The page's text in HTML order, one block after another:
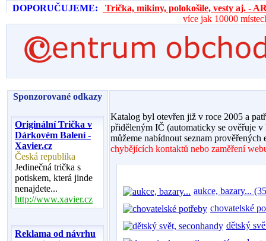
DOPORUČUJEME:
Trička, mikiny, polokošile, vesty aj. -
více jak 10000
Sponzorované odkazy
Originální Trička v
Dárkovém Balení -
Xavier.cz
Česká republika
Jedinečná trička s
potiskem, která jinde
nenajdete...
http://www.xavier.cz
Reklama od návrhu
Katalog byl otevřen již v roce 2005 a
přiděleným IČ (automaticky se ověřuje
můžeme nabídnout seznam
chybějících kontaktů nebo zaměření
aukce, bazary...
chovatelské
dětský